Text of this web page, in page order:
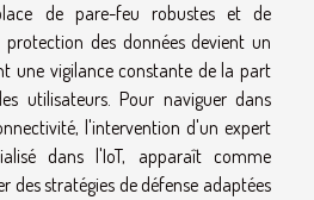
de pare-feu robustes et de
protection des données devient un
une vigilance constante de la part
utilisateurs. Pour naviguer dans
l'intervention d'un expert
dans l'IoT, apparaît comme
des stratégies de défense adaptées